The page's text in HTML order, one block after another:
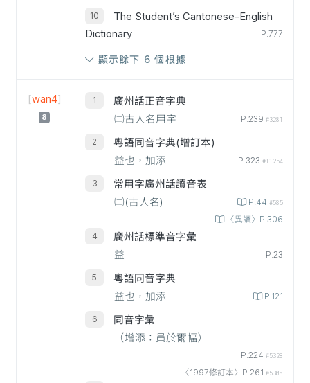
The Student’s Cantonese-English
Dictionary
P.777
顯示餘下 6 個根據
[wan4]
8
廣州話正音字典
㈡古人名用字
P.239 #3281
粵語同音字典(增訂本)
益也，加添
P.323 #11254
常用字廣州話讀音表
㈡(古人名)
P.44 #585
〈異讀〉P.306
廣州話標準音字彙
益
P.23
粵語同音字典
益也，加添
P.121
同音字彙
（增添：員於爾幅）
P.224 #5328
〈1997修訂本〉P.261 #5308